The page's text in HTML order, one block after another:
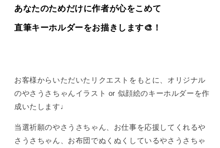
あなたのためだけに作者が心をこめて
直筆キーホルダーをお描きします🎨！
お客様からいただいたリクエストをもとに、オリジナル
のやさうさちゃんイラスト or 似顔絵のキーホルダーを作
成いたします♩
当選祈願のやさうさちゃん、お仕事を応援してくれるや
さうさちゃん、お布団でぬくぬくしているやさうさちゃ